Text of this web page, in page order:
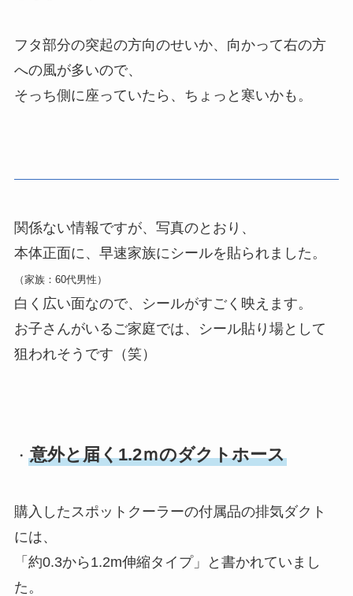
フタ部分の突起の方向のせいか、向かって右の方
への風が多いので、
そっち側に座っていたら、ちょっと寒いかも。
関係ない情報ですが、写真のとおり、
本体正面に、早速家族にシールを貼られました。
（家族：60代男性）
白く広い面なので、シールがすごく映えます。
お子さんがいるご家庭では、シール貼り場として
狙われそうです（笑）
・ 意外と届く1.2ｍのダクトホース
購入したスポットクーラーの付属品の排気ダクト
には、
「約0.3から1.2m伸縮タイプ」と書かれていまし
た。